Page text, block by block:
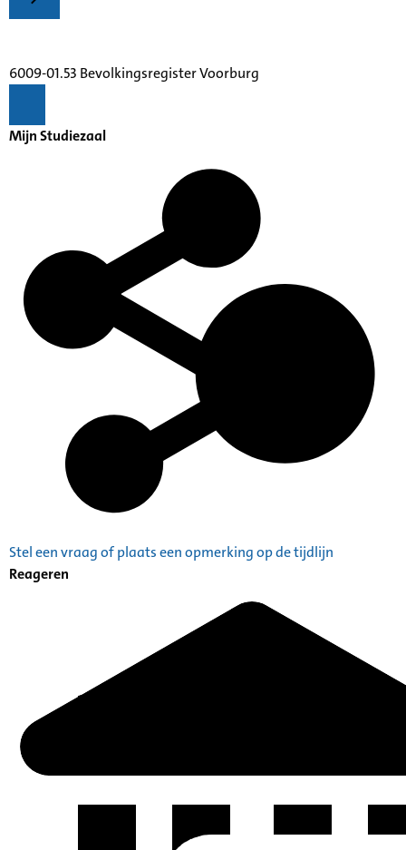
6009-01.53 Bevolkingsregister Voorburg
Mijn Studiezaal
Stel een vraag of plaats een opmerking op de tijdlijn
Reageren